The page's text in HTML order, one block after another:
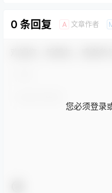
0 条回复 A 文章作者
您必须登录